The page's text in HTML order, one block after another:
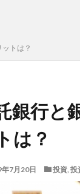
トは？
銀行と
は？
7月20日 投資, 投